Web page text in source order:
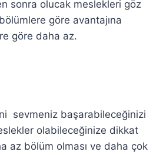
sonra olucak meslekleri göz
göre avantajına
göre daha az.
sevmeniz başarabileceğinizi
olabileceğinize dikkat
az bölüm olması ve daha çok